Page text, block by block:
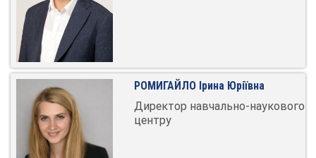
РОМИГАЙЛО Ірина Юріївна
Директор навчально-наукового
центру